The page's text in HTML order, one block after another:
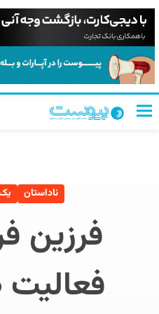
ناداستان
فرزین